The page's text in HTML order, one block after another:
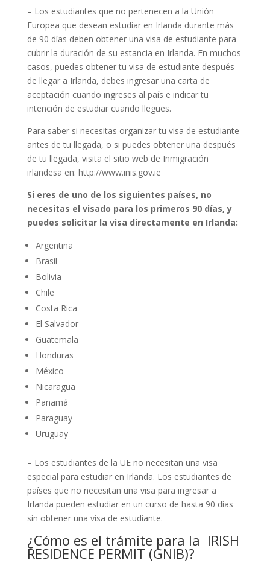
– Los estudiantes que no pertenecen a la Unión
Europea que desean estudiar en Irlanda durante más
de 90 días deben obtener una visa de estudiante para
cubrir la duración de su estancia en Irlanda. En muchos
casos, puedes obtener tu visa de estudiante después
de llegar a Irlanda, debes ingresar una carta de
aceptación cuando ingreses al país e indicar tu
intención de estudiar cuando llegues.
Para saber si necesitas organizar tu visa de estudiante
antes de tu llegada, o si puedes obtener una después
de tu llegada, visita el sitio web de Inmigración
irlandesa en: http://www.inis.gov.ie
Si eres de uno de los siguientes países, no
necesitas el visado para los primeros 90 días, y
puedes solicitar la visa directamente en Irlanda:
Argentina
Brasil
Bolivia
Chile
Costa Rica
El Salvador
Guatemala
Honduras
México
Nicaragua
Panamá
Paraguay
Uruguay
– Los estudiantes de la UE no necesitan una visa
especial para estudiar en Irlanda. Los estudiantes de
países que no necesitan una visa para ingresar a
Irlanda pueden estudiar en un curso de hasta 90 días
sin obtener una visa de estudiante.
¿Cómo es el trámite para la IRISH
RESIDENCE PERMIT (GNIB)?